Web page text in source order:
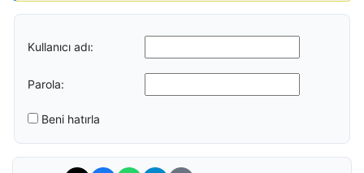
Kullanıcı adı:
Parola:
Beni hatırla